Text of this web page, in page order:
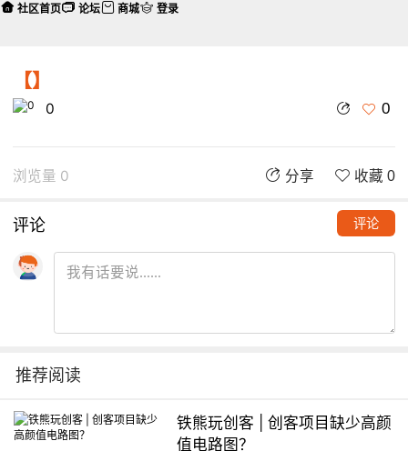
【】
0 0
浏览量 0 分享 收藏 0
评论 评论
推荐阅读
铁熊玩创客 | 创客项目缺少高颜
值电路图？
社区首页 论坛 商城 登录